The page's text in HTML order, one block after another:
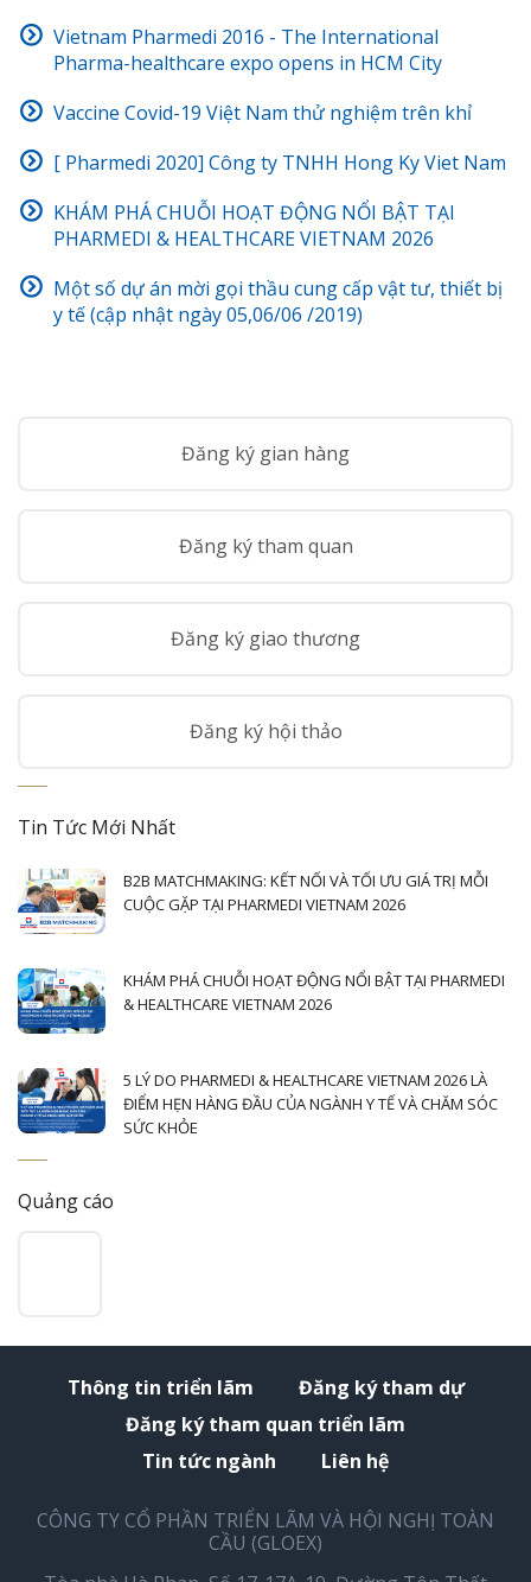
Vietnam Pharmedi 2016 - The International
Pharma-healthcare expo opens in HCM City
Vaccine Covid-19 Việt Nam thử nghiệm trên khỉ
[ Pharmedi 2020] Công ty TNHH Hong Ky Viet Nam
KHÁM PHÁ CHUỖI HOẠT ĐỘNG NỔI BẬT TẠI
PHARMEDI & HEALTHCARE VIETNAM 2026
Một số dự án mời gọi thầu cung cấp vật tư, thiết bị
y tế (cập nhật ngày 05,06/06 /2019)
Đăng ký gian hàng
Đăng ký tham quan
Đăng ký giao thương
Đăng ký hội thảo
Tin Tức Mới Nhất
B2B MATCHMAKING: KẾT NỐI VÀ TỐI ƯU GIÁ TRỊ MỖI
CUỘC GẶP TẠI PHARMEDI VIETNAM 2026
KHÁM PHÁ CHUỖI HOẠT ĐỘNG NỔI BẬT TẠI PHARMEDI
& HEALTHCARE VIETNAM 2026
5 LÝ DO PHARMEDI & HEALTHCARE VIETNAM 2026 LÀ
ĐIỂM HẸN HÀNG ĐẦU CỦA NGÀNH Y TẾ VÀ CHĂM SÓC
SỨC KHỎE
Quảng cáo
Thông tin triển lãm
Đăng ký tham dự
Đăng ký tham quan triển lãm
Tin tức ngành
Liên hệ
CÔNG TY CỔ PHẦN TRIỂN LÃM VÀ HỘI NGHỊ TOÀN
CẦU (GLOEX)